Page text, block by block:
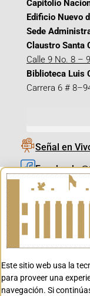
Capitolio
Edificio Nuevo
Sede
Claustro Santa
Calle 9 No. 8 –
Biblioteca Luis
Carrera 6 #
Señal en
Este sitio web usa la
para proveer una
navegación. Si